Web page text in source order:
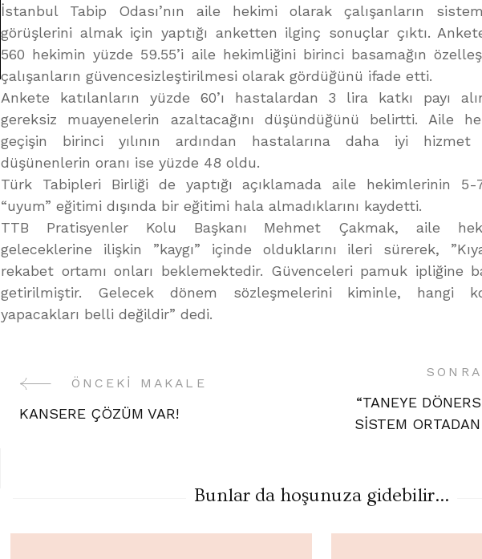
İstanbul Tabip Odası’nın aile hekimi olarak çalışanların
görüşlerini almak için yaptığı anketten ilginç sonuçlar çıktı.
560 hekimin yüzde 59.55’i aile hekimliğini birinci basamağın
çalışanların güvencesizleştirilmesi olarak gördüğünü ifade etti.
Ankete katılanların yüzde 60’ı hastalardan 3 lira katkı payı
gereksiz muayenelerin azaltacağını düşündüğünü belirtti. Aile
geçişin birinci yılının ardından hastalarına daha iyi hizmet
düşünenlerin oranı ise yüzde 48 oldu.
Türk Tabipleri Birliği de yaptığı açıklamada aile hekimlerinin
“uyum” eğitimi dışında bir eğitimi hala almadıklarını kaydetti.
TTB Pratisyenler Kolu Başkanı Mehmet Çakmak, aile
geleceklerine ilişkin ”kaygı” içinde olduklarını ileri sürerek,
rekabet ortamı onları beklemektedir. Güvenceleri pamuk ipliğine
getirilmiştir. Gelecek dönem sözleşmelerini kiminle, hangi
yapacakları belli değildir” dedi.
Yazı
Gezinme
ÖNCEKI MAKALE
KANSERE ÇÖZÜM VAR!
“TANEYE
SİSTEM
Bunlar da hoşunuza gidebilir...